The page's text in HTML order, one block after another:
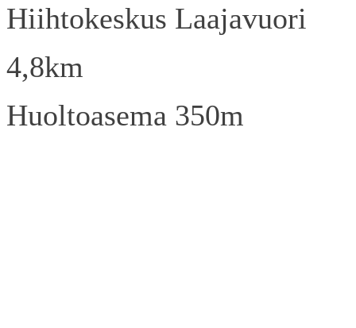
Hiihtokeskus Laajavuori
4,8km
Huoltoasema 350m